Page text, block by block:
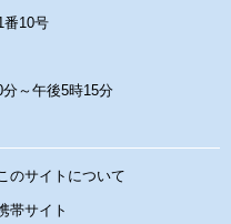
10号
～午後5時15分
このサイトについて
帯サイト